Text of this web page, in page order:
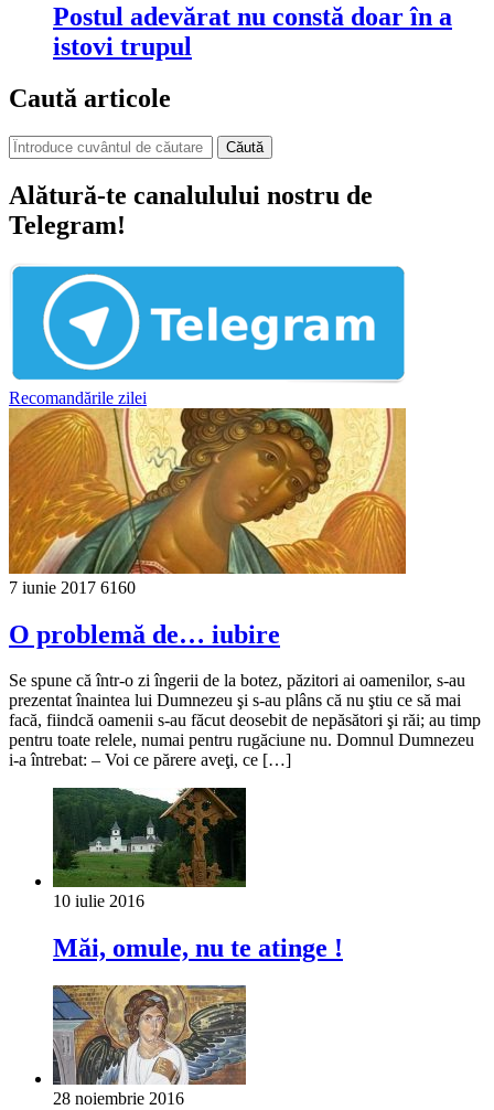
Postul adevărat nu constă doar în a
istovi trupul
Caută articole
Căută
Alătură-te canalulului nostru de
Telegram!
Recomandările zilei
7 iunie 2017 6160
O problemă de… iubire
Se spune că într-o zi îngerii de la botez, păzitori ai oamenilor, s-au
prezentat înaintea lui Dumnezeu şi s-au plâns că nu ştiu ce să mai
facă, fiindcă oamenii s-au făcut deosebit de nepăsători şi răi; au timp
pentru toate relele, numai pentru rugăciune nu. Domnul Dumnezeu
i-a întrebat: – Voi ce părere aveţi, ce […]
10 iulie 2016
Măi, omule, nu te atinge !
28 noiembrie 2016